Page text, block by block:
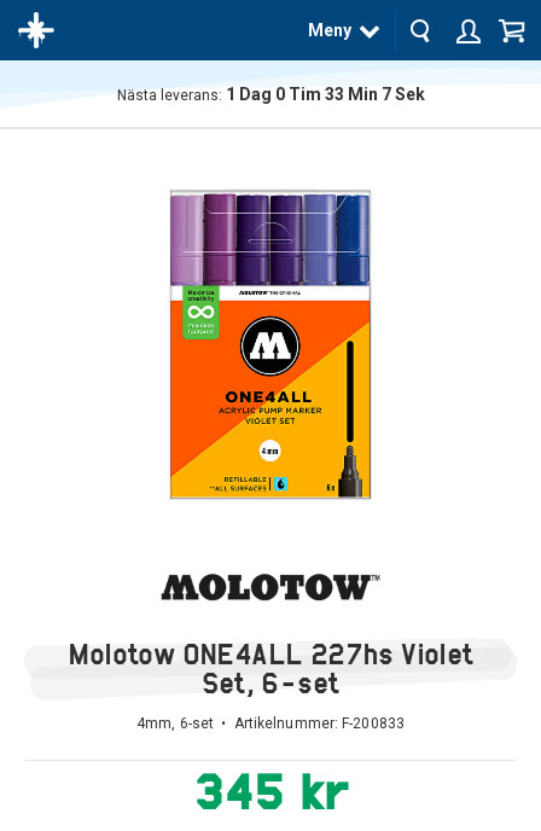
Meny
Nästa leverans: 1 Dag 0Tim 33 Min 6Sek
Molotow ONE4ALL 227hs Violet
Set, 6-set
4mm, 6-set • Artikelnummer: F-200833
345 kr